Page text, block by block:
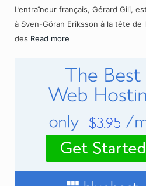
L’entraîneur français, Gérard Gili,
à Sven-Göran Eriksson à la tête de
des Read more